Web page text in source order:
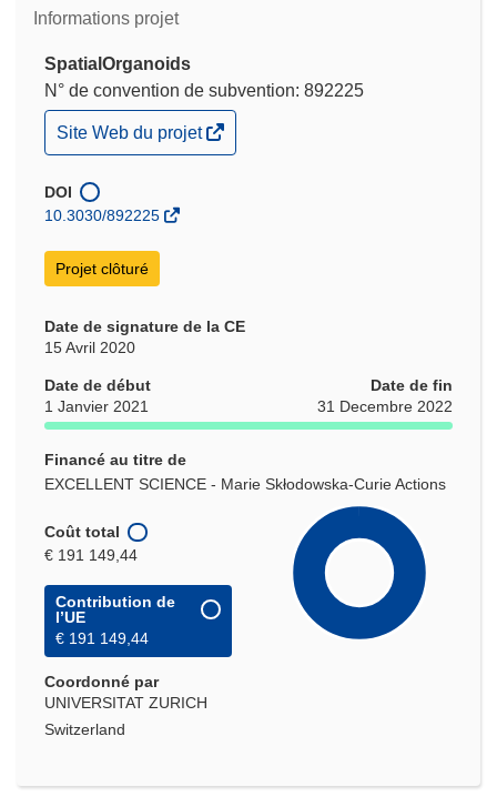
Informations projet
SpatialOrganoids
N° de convention de subvention: 892225
(s’ouvre
dans
nouvelle
fenêtre)
Site Web du projet
DOI
10.3030/892225
Projet clôturé
Date de signature de la CE
15 Avril 2020
Date de début
1 Janvier 2021
Date de fin
31 Decembre 2022
Financé au titre de
EXCELLENT SCIENCE - Marie Skłodowska-Curie Actions
Coût total
€ 191 149,44
Contribution de
l’UE
€ 191 149,44
Coordonné par
UNIVERSITAT ZURICH
Switzerland